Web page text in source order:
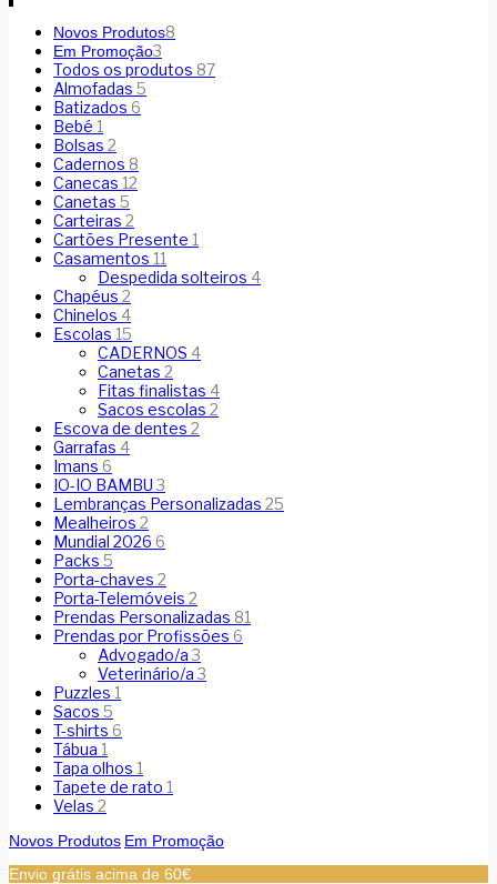
Novos Produtos8
Em Promoção3
Todos os produtos 87
Almofadas 5
Batizados 6
Bebé 1
Bolsas 2
Cadernos 8
Canecas 12
Canetas 5
Carteiras 2
Cartões Presente 1
Casamentos 11
Despedida solteiros 4
Chapéus 2
Chinelos 4
Escolas 15
CADERNOS 4
Canetas 2
Fitas finalistas 4
Sacos escolas 2
Escova de dentes 2
Garrafas 4
Imans 6
IO-IO BAMBU3
Lembranças Personalizadas 25
Mealheiros 2
Mundial 2026 6
Packs 5
Porta-chaves 2
Porta-Telemóveis 2
Prendas Personalizadas 81
Prendas por Profissões 6
Advogado/a3
Veterinário/a3
Puzzles 1
Sacos 5
T-shirts 6
Tábua 1
Tapa olhos 1
Tapete de rato 1
Velas 2
Novos Produtos Em Promoção
Envio grátis acima de 60€